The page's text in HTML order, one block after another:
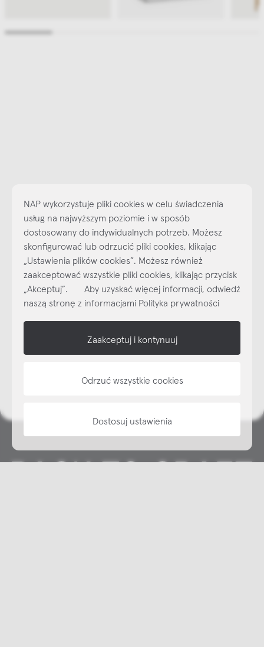
Najlepsze inspiracje i promocje na wyciągnięcie ręki, zapisz się już
dzisiaj do naszego cyklicznego newslettera!
Subskrybuj
NEWSLETTER
shop online
NAP wykorzystuje pliki cookies w celu świadczenia
usług na najwyższym poziomie i w sposób
dostosowany do indywidualnych potrzeb. Możesz
skonfigurować lub odrzucić pliki cookies, klikając
„Ustawienia plików cookies”. Możesz również
zaakceptować wszystkie pliki cookies, klikając przycisk
„Akceptuj”. Aby uzyskać więcej informacji, odwiedź
naszą stronę z informacjami Polityka prywatności
Zaakceptuj i kontynuuj
Odrzuć wszystkie cookies
Dostosuj ustawienia